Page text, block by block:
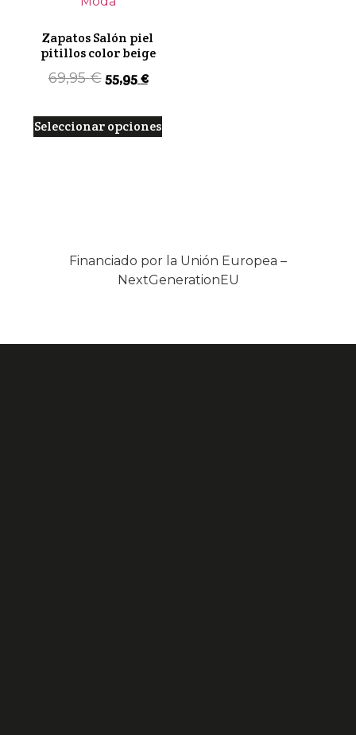
Zapatos Salón piel
pitillos color beige
69,95€55,95€
Seleccionar opciones
Financiado por la Unión Europea –
NextGenerationEU